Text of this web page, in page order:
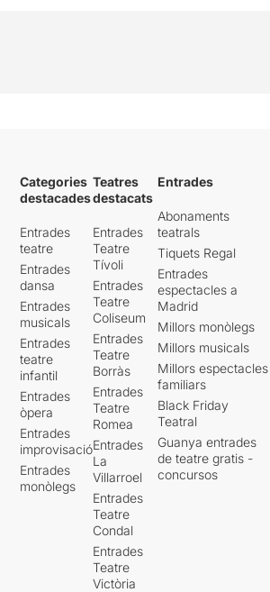
Categories
destacades
Entrades
teatre
Entrades
dansa
Entrades
musicals
Entrades
teatre
infantil
Entrades
òpera
Entrades
improvisació
Entrades
monòlegs
Teatres
destacats
Entrades
Teatre
Tívoli
Entrades
Teatre
Coliseum
Entrades
Teatre
Borràs
Entrades
Teatre
Romea
Entrades
La
Villarroel
Entrades
Teatre
Condal
Entrades
Teatre
Victòria
Entrades
Abonaments
teatrals
Tiquets Regal
Entrades
espectacles a
Madrid
Millors monòlegs
Millors musicals
Millors espectacles
familiars
Black Friday
Teatral
Guanya entrades
de teatre gratis -
concursos